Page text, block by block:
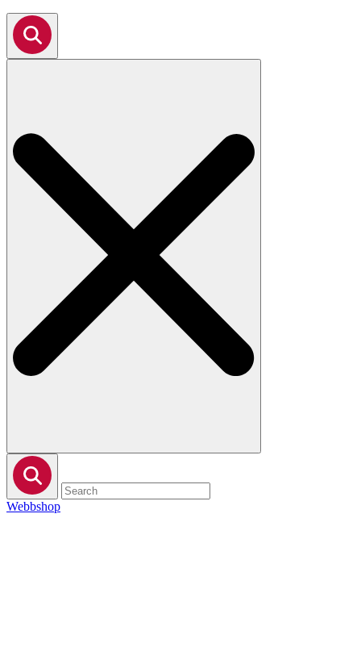
Search
Webbshop